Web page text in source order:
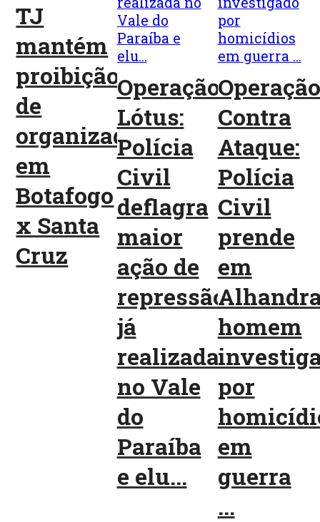
TJ
mantém
proibição
de
organizadas
em
Botafogo
x Santa
Cruz
Operação
Lótus:
Polícia
Civil
deflagra
maior
ação de
repressão
já
realizada
no Vale
do
Paraíba
e elu...
Operação
Contra
Ataque:
Polícia
Civil
prende
em
homem
por
em
guerra
...